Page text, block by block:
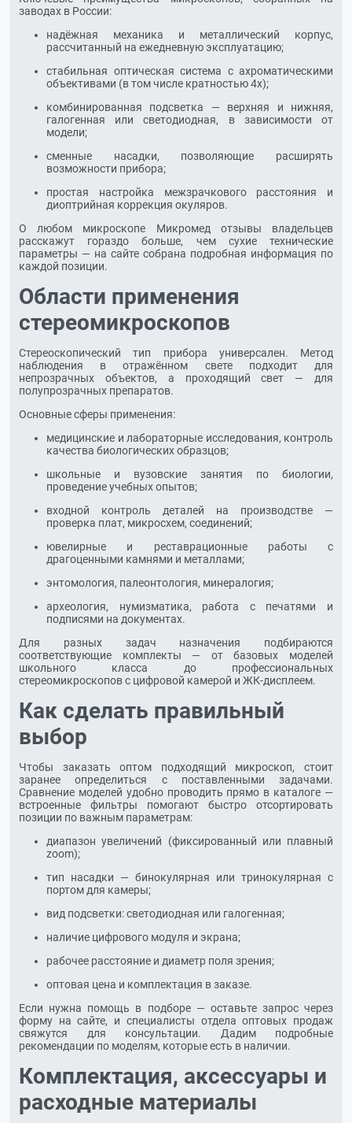
заводах в России:
надёжная механика и металлический корпус,
рассчитанный на ежедневную эксплуатацию;
стабильная оптическая система с ахроматическими
объективами (в том числе кратностью 4х);
комбинированная подсветка — верхняя и нижняя,
галогенная или светодиодная, в зависимости от
модели;
сменные насадки, позволяющие расширять
возможности прибора;
простая настройка межзрачкового расстояния и
диоптрийная коррекция окуляров.
О любом микроскопе Микромед отзывы владельцев
расскажут гораздо больше, чем сухие технические
параметры — на сайте собрана подробная информация по
каждой позиции.
Области применения
стереомикроскопов
Стереоскопический тип прибора универсален. Метод
наблюдения в отражённом свете подходит для
непрозрачных объектов, а проходящий свет — для
полупрозрачных препаратов.
Основные сферы применения:
медицинские и лабораторные исследования, контроль
качества биологических образцов;
школьные и вузовские занятия по биологии,
проведение учебных опытов;
входной контроль деталей на производстве —
проверка плат, микросхем, соединений;
ювелирные и реставрационные работы с
драгоценными камнями и металлами;
энтомология, палеонтология, минералогия;
археология, нумизматика, работа с печатями и
подписями на документах.
Для разных задач назначения подбираются
соответствующие комплекты — от базовых моделей
школьного класса до профессиональных
стереомикроскопов с цифровой камерой и ЖК-дисплеем.
Как сделать правильный
выбор
Чтобы заказать оптом подходящий микроскоп, стоит
заранее определиться с поставленными задачами.
Сравнение моделей удобно проводить прямо в каталоге —
встроенные фильтры помогают быстро отсортировать
позиции по важным параметрам:
диапазон увеличений (фиксированный или плавный
zoom);
тип насадки — бинокулярная или тринокулярная с
портом для камеры;
вид подсветки: светодиодная или галогенная;
наличие цифрового модуля и экрана;
рабочее расстояние и диаметр поля зрения;
оптовая цена и комплектация в заказе.
Если нужна помощь в подборе — оставьте запрос через
форму на сайте, и специалисты отдела оптовых продаж
свяжутся для консультации. Дадим подробные
рекомендации по моделям, которые есть в наличии.
Комплектация, аксессуары и
расходные материалы